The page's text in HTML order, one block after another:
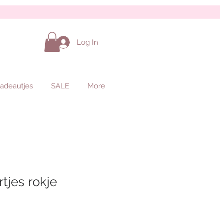
Log In
SALE More
rokje